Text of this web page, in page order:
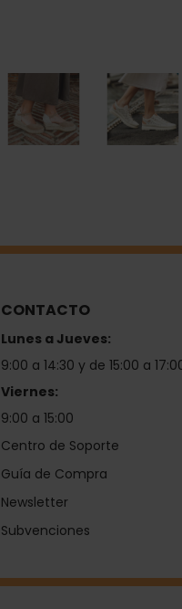
CONTACTO
Lunes a Jueves:
9:00 a 14:30 y de 15:00 a
Viernes:
9:00 a 15:00
Centro de Soporte
Guía de Compra
Newsletter
Subvenciones